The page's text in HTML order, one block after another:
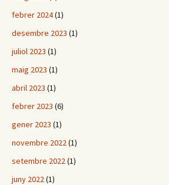
febrer 2024(1)
desembre 2023 (1)
juliol 2023 (1)
maig 2023 (1)
abril 2023 (1)
febrer 2023 (6)
gener 2023 (1)
novembre 2022(1)
setembre 2022(1)
juny 2022(1)